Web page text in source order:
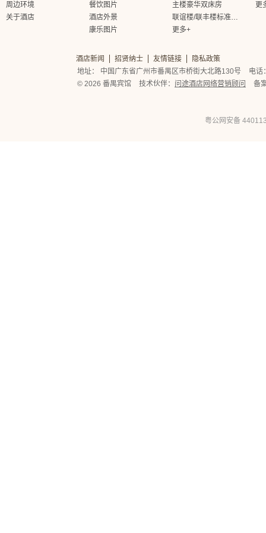
周边环境
关于酒店
餐饮图片
酒店外景
康乐图片
主楼豪华双床房
联谊楼/联丰楼标准大床房
更多+
更
酒店新闻 招贤纳士 友情链接
隐私政策
地址： 中国广东省广州市番禺区市桥街大北路130号
电话
© 2026 番禺宾馆
技术伙伴： 问途酒店网络营销顾问 备
粤公网安备